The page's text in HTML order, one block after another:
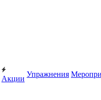
Акции
Упражнения